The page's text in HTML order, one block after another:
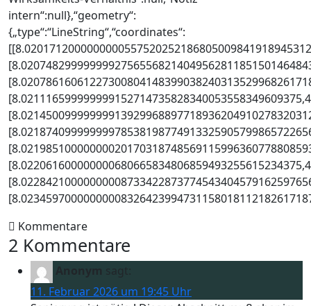
intern“:null},“geometry“:
{„type“:“LineString“,“coordinates“:
Kommentare
2 Kommentare
11. Februar 2026 um 19:45 Uhr